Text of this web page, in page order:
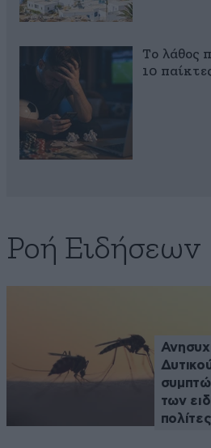
Το λάθος
10
Ροή Ειδήσεων
των
πολίτες